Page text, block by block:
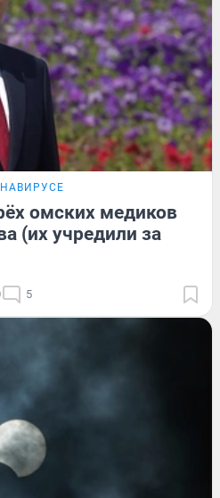
омских медиков
(их учредили за
5